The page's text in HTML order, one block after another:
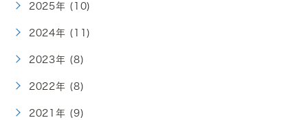
2025年 (10)
2024年 (11)
2023年 (8)
2022年 (8)
2021年 (9)